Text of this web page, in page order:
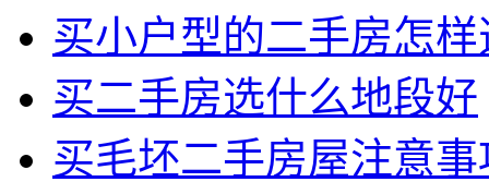
买小户型的二手房怎样
买二手房选什么地段好
买毛坯二手房屋注意事